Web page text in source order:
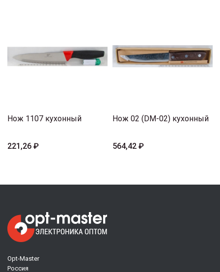
Нож 1107 кухонный
221,26 ₽
Нож 02 (DM-02) кухонный
564,42 ₽
Opt-Master
Россия